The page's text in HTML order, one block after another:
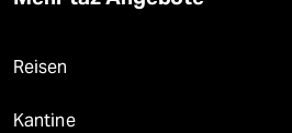
Reisen
Kantine